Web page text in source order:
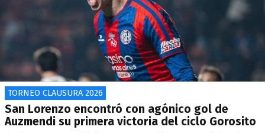
TORNEO CLAUSURA 2026
San Lorenzo encontró con agónico gol de
Auzmendi su primera victoria del ciclo Gorosito